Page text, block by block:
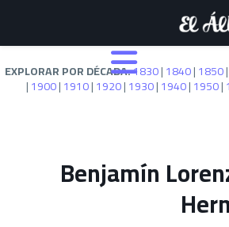
EXPLORAR POR DÉCADA:1830|1840|1850|
|1900|1910|1920|1930|1940|1950|
Benjamín